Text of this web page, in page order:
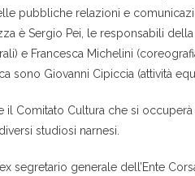
pubbliche relazioni e
è Sergio Pei, le responsabili
e Francesca Michelini
sono Giovanni Cipiccia (attività
il Comitato Cultura che si
studiosi narnesi.
segretario generale dell’Ente